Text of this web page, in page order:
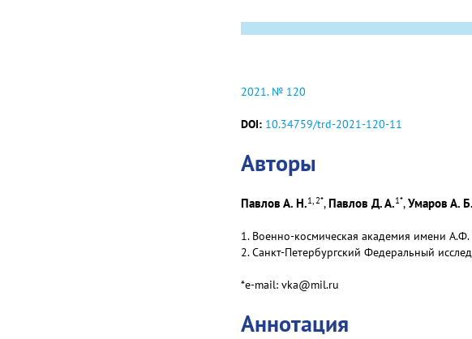
2021. № 120
DOI: 10.34759/trd-2021-120-11
Авторы
Павлов А. Н.1, 2*,Павлов Д. А.1*,Умаров А. Б.
1. Военно-космическая академия имени А.Ф.
2. Санкт-Петербургский Федеральный
*e-mail: vka@mil.ru
Аннотация